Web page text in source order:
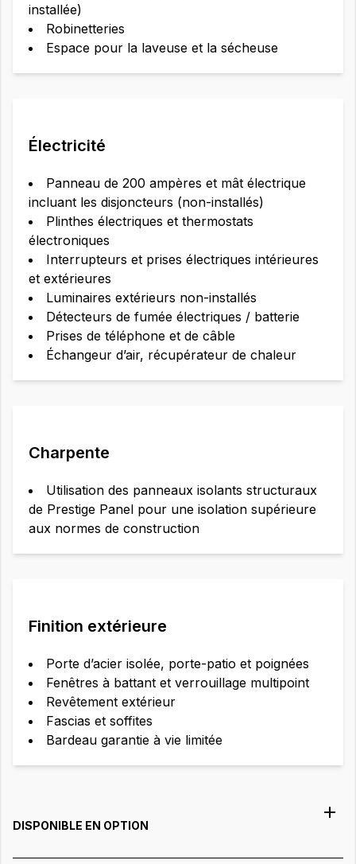
installée)
Robinetteries
Espace pour la laveuse et la sécheuse
Électricité
Panneau de 200 ampères et mât électrique
incluant les disjoncteurs (non-installés)
Plinthes électriques et thermostats
électroniques
Interrupteurs et prises électriques intérieures
et extérieures
Luminaires extérieurs non-installés
Détecteurs de fumée électriques / batterie
Prises de téléphone et de câble
Échangeur d’air, récupérateur de chaleur
Charpente
Utilisation des panneaux isolants structuraux
de Prestige Panel pour une isolation supérieure
aux normes de construction
Finition extérieure
Porte d’acier isolée, porte-patio et poignées
Fenêtres à battant et verrouillage multipoint
Revêtement extérieur
Fascias et soffites
Bardeau garantie à vie limitée
DISPONIBLE EN OPTION